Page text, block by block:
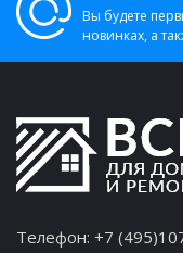
Вы будете
новинках, а
Телефон: +7